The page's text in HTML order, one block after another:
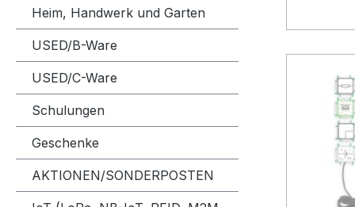
Heim, Handwerk und Garten
USED/B-Ware
USED/C-Ware
Schulungen
Geschenke
AKTIONEN/SONDERPOSTEN
Zukunft
Denken
Damit
wird,
USB-C-
einem
neue
Aliens
zum
Die
eine
In den